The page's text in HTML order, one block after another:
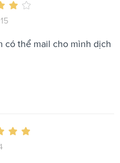
có thể mail cho mình dịch